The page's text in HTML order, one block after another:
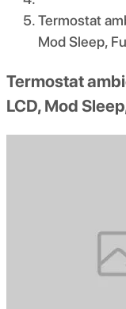
Termostat
Mod Sleep,
Termostat
LCD, Mod